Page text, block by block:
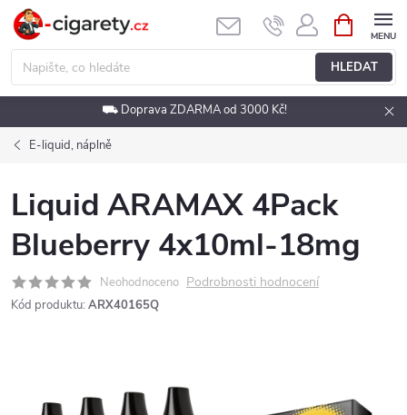
Přejít
obsah
HLEDAT
NÁKUPNÍ
KOŠÍK
⛟ Doprava ZDARMA od 3000 Kč!
E-liquid, náplně
Liquid ARAMAX 4Pack
Blueberry 4x10ml-18mg
Neohodnoceno Podrobnosti hodnocení
Kód produktu: ARX40165Q